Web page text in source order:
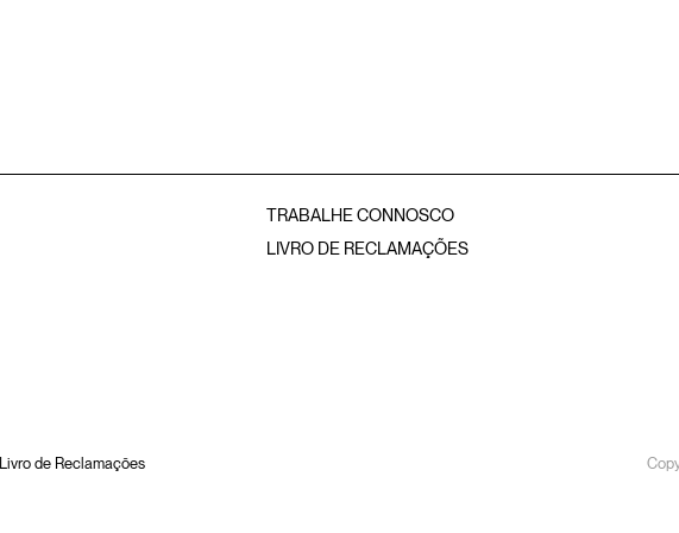
TRABALHE CONNOSCO
LIVRO DE RECLAMAÇÕES
Livro de Reclamações